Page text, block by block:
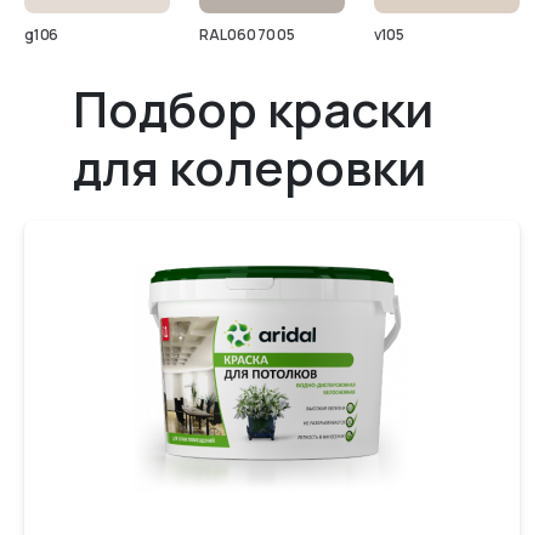
g106 RAL 060 70 05 v105
Подбор краски
для колеровки